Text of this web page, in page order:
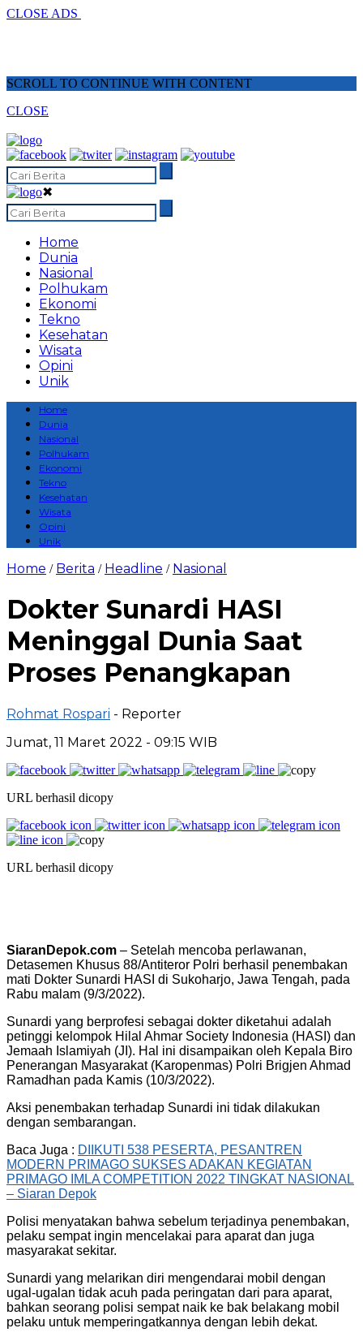
CLOSE ADS
SCROLL TO CONTINUE WITH CONTENT
CLOSE
✖
Home
Dunia
Nasional
Polhukam
Ekonomi
Tekno
Kesehatan
Wisata
Opini
Unik
Home
Dunia
Nasional
Polhukam
Ekonomi
Tekno
Kesehatan
Wisata
Opini
Unik
Home / Berita / Headline / Nasional
Dokter Sunardi HASI
Meninggal Dunia Saat
Proses Penangkapan
Rohmat Rospari - Reporter
Jumat, 11 Maret 2022 - 09:15 WIB
URL berhasil dicopy
URL berhasil dicopy
SiaranDepok.com – Setelah mencoba perlawanan,
Detasemen Khusus 88/Antiteror Polri berhasil penembakan
mati Dokter Sunardi HASI di Sukoharjo, Jawa Tengah, pada
Rabu malam (9/3/2022).
Sunardi yang berprofesi sebagai dokter diketahui adalah
petinggi kelompok Hilal Ahmar Society Indonesia (HASI) dan
Jemaah Islamiyah (JI). Hal ini disampaikan oleh Kepala Biro
Penerangan Masyarakat (Karopenmas) Polri Brigjen Ahmad
Ramadhan pada Kamis (10/3/2022).
Aksi penembakan terhadap Sunardi ini tidak dilakukan
dengan sembarangan.
Baca Juga : DIIKUTI 538 PESERTA, PESANTREN
MODERN PRIMAGO SUKSES ADAKAN KEGIATAN
PRIMAGO IMLA COMPETITION 2022 TINGKAT NASIONAL
– Siaran Depok
Polisi menyatakan bahwa sebelum terjadinya penembakan,
pelaku sempat ingin mencelakai para aparat dan juga
masyarakat sekitar.
Sunardi yang melarikan diri mengendarai mobil dengan
ugal-ugalan tidak acuh pada peringatan dari para aparat,
bahkan seorang polisi sempat naik ke bak belakang mobil
pelaku untuk memperingatkannya dengan lebih dekat.